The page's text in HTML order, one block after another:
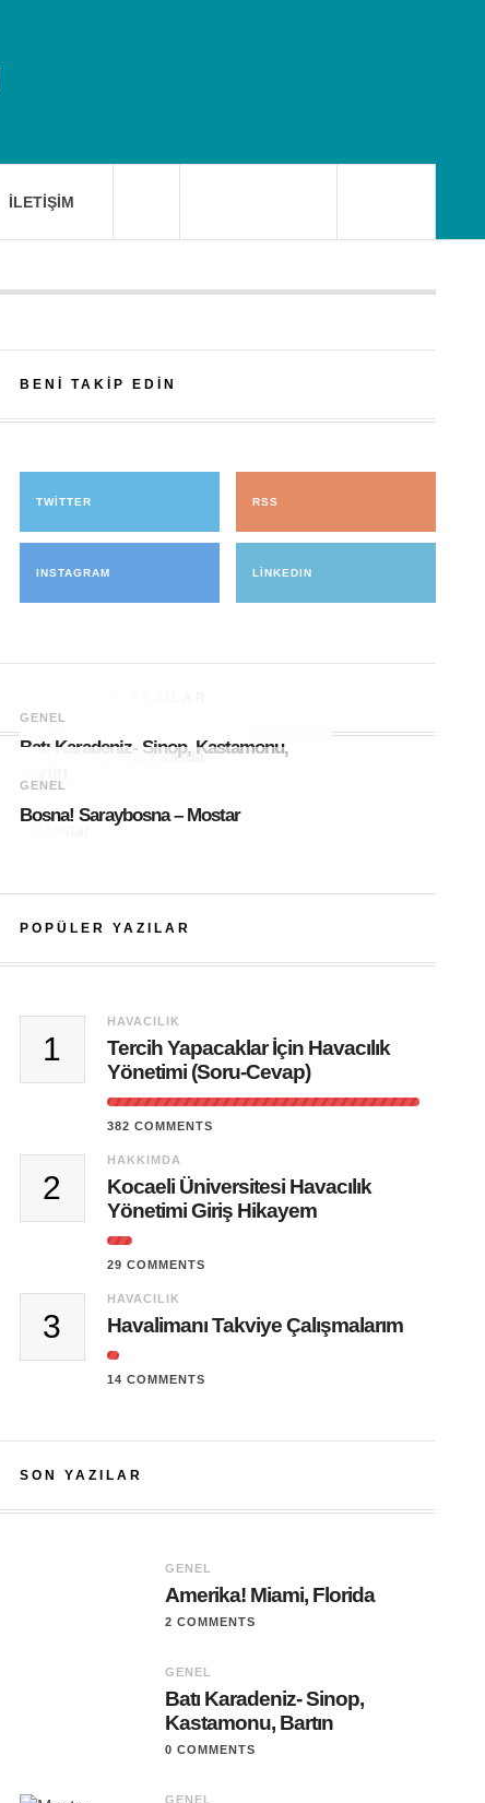
İLETIŞIM
BENI TAKIP EDIN
TWITTER RSS
INSTAGRAM LINKEDIN
GENEL
Amerika! Miami, Florida
GENEL
Batı Karadeniz- Sinop, Kastamonu,
GENEL
Bosna! Saraybosna – Mostar
POPÜLER YAZILAR
1
HAVACILIK
Tercih Yapacaklar İçin Havacılık
Yönetimi (Soru-Cevap)
382 COMMENTS
2
HAKKIMDA
Kocaeli Üniversitesi Havacılık
Yönetimi Giriş Hikayem
29 COMMENTS
3
HAVACILIK
Havalimanı Takviye Çalışmalarım
14 COMMENTS
SON YAZILAR
GENEL
Amerika! Miami, Florida
2 COMMENTS
GENEL
Batı Karadeniz- Sinop,
Kastamonu, Bartın
0 COMMENTS
GENEL